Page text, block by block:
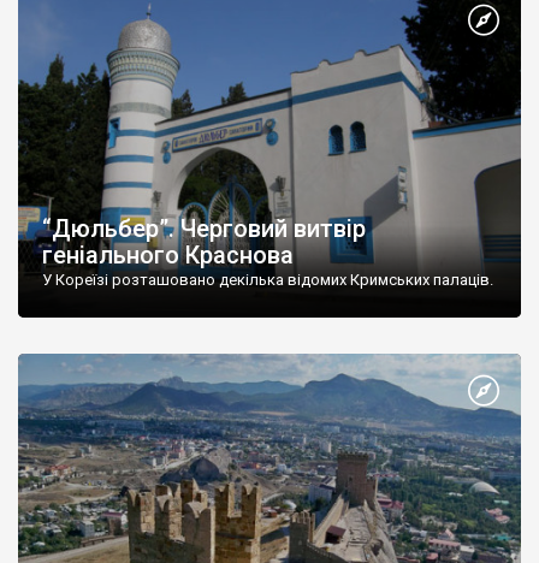
“Дюльбер”. Черговий витвір
геніального Краснова
У Кореїзі розташовано декілька відомих Кримських палаців.